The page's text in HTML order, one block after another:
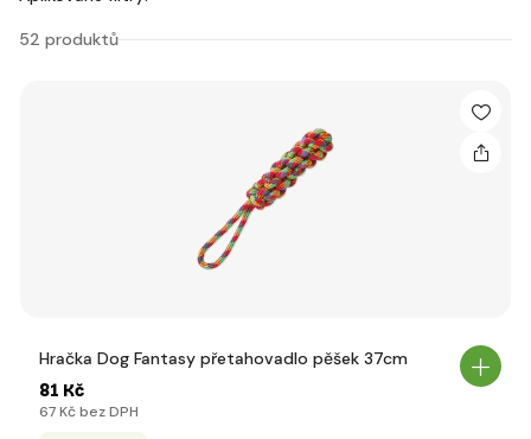
52 produktů
Hračka Dog Fantasy přetahovadlo pěšek 37cm
81 Kč
67 Kč bez DPH